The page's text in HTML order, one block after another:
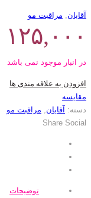
آقایان مراقبت مو
۱۲۵,۰۰۰
در انبار موجود نمی باشد
افزودن به علاقه مندی ها
مقایسه
دسته: آقایان
مراقبت مو
Share Social
توضیحات